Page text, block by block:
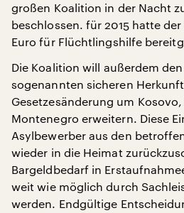
großen Koalition in der Nacht
beschlossen. für 2015 hatte
Euro für Flüchtlingshilfe
Die Koalition will außerdem
sogenannten sicheren
Gesetzesänderung um
Montenegro erweitern. Diese
Asylbewerber aus den
wieder in die Heimat
Bargeldbedarf in
weit wie möglich durch
werden. Endgültige